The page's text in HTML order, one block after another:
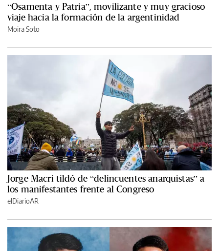
“Osamenta y Patria”, movilizante y muy gracioso
viaje hacia la formación de la argentinidad
Moira Soto
Jorge Macri tildó de “delincuentes anarquistas” a
los manifestantes frente al Congreso
elDiarioAR